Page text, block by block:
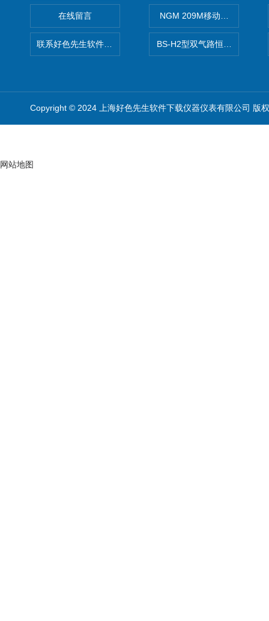
在线留言
联系好色先生软件下载
NGM 209M移动式惰性气体
BS-H2型双气路恒流大气采样
Copyright © 2024 上海好色先生软件下载仪器仪表有限公司 版
网站地图